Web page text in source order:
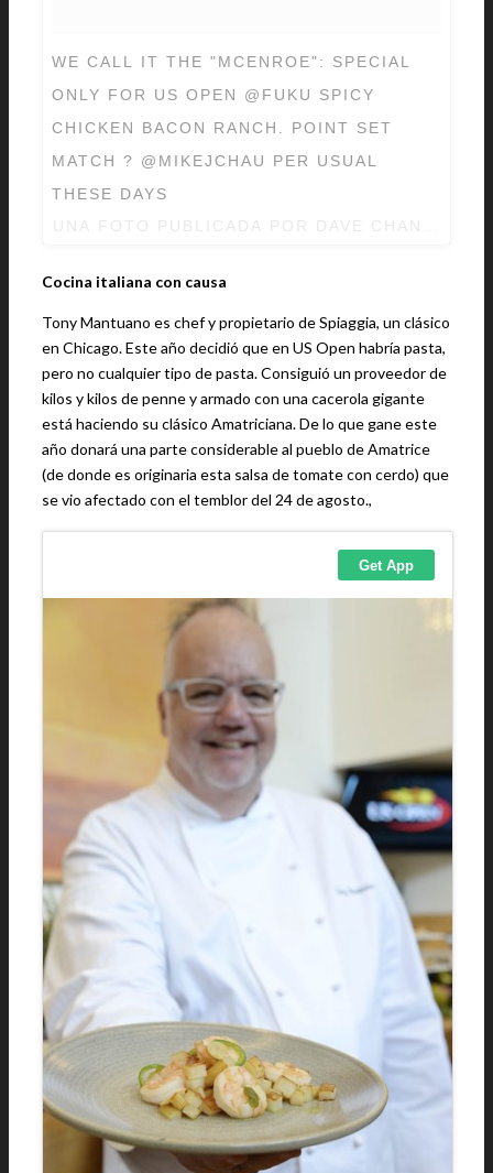
WE CALL IT THE "MCENROE": SPECIAL
ONLY FOR US OPEN @FUKU SPICY
CHICKEN BACON RANCH. POINT SET
MATCH ? @MIKEJCHAU PER USUAL
THESE DAYS
Cocina italiana con causa
Tony Mantuano es chef y propietario de Spiaggia, un clásico
en Chicago. Este año decidió que en US Open habría pasta,
pero no cualquier tipo de pasta. Consiguió un proveedor de
kilos y kilos de penne y armado con una cacerola gigante
está haciendo su clásico Amatriciana. De lo que gane este
año donará una parte considerable al pueblo de Amatrice
(de donde es originaria esta salsa de tomate con cerdo) que
se vio afectado con el temblor del 24 de agosto.,